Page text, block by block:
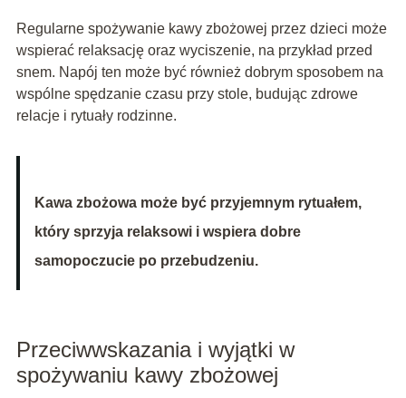
Regularne spożywanie kawy zbożowej przez dzieci może
wspierać relaksację oraz wyciszenie, na przykład przed
snem. Napój ten może być również dobrym sposobem na
wspólne spędzanie czasu przy stole, budując zdrowe
relacje i rytuały rodzinne.
Kawa zbożowa może być przyjemnym rytuałem,
który sprzyja relaksowi i wspiera dobre
samopoczucie po przebudzeniu.
Przeciwwskazania i wyjątki w
spożywaniu kawy zbożowej